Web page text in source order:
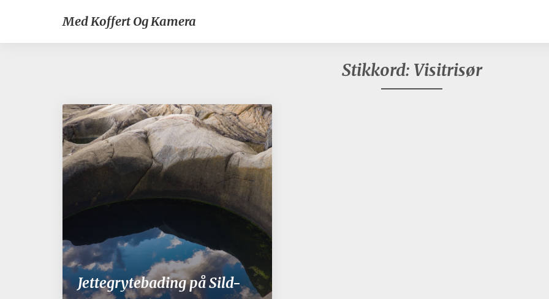
Med Koffert Og Kamera
Stikkord: Visitrisør
Jettegrytebading på Sild-